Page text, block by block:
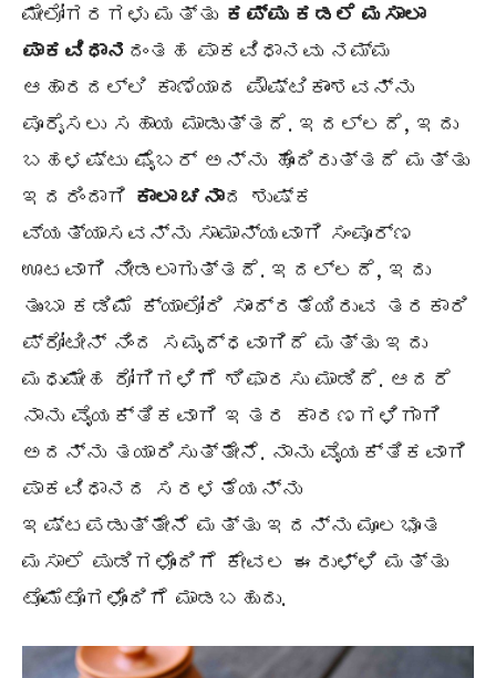
ಮೇಲೋಗರಗಳು ಮತ್ತು ಕಪ್ಪು ಕಡಲೆ ಮಸಾಲಾ
ಪಾಕವಿಧಾನ ದಂತಹ ಪಾಕವಿಧಾನವು ನಮ್ಮ
ಆಹಾರದಲ್ಲಿ ಕಾಣೆಯಾದ ಪೌಷ್ಟಿಕಾಂಶವನ್ನು
ಪೂರೈಸಲು ಸಹಾಯ ಮಾಡುತ್ತದೆ. ಇದಲ್ಲದೆ, ಇದು
ಬಹಳಷ್ಟು ಫೈಬರ್ ಅನ್ನು ಹೊಂದಿರುತ್ತದೆ ಮತ್ತು
ಇದರಿಂದಾಗಿ ಕಾಲಾ ಚನಾದ ಶುಷ್ಕ
ವ್ಯತ್ಯಾಸವನ್ನು ಸಾಮಾನ್ಯವಾಗಿ ಸಂಪೂರ್ಣ
ಊಟವಾಗಿ ನೀಡಲಾಗುತ್ತದೆ. ಇದಲ್ಲದೆ, ಇದು
ತುಂಬಾ ಕಡಿಮೆ ಕ್ಯಾಲೋರಿ ಸಾಂದ್ರತೆಯಿರುವ ತರಕಾರಿ
ಪ್ರೋಟೀನ್ ನಿಂದ ಸಮೃದ್ಧವಾಗಿದೆ ಮತ್ತು ಇದು
ಮಧುಮೇಹ ರೋಗಿಗಳಿಗೆ ಶಿಫಾರಸು ಮಾಡಿದೆ. ಆದರೆ
ನಾನು ವೈಯಕ್ತಿಕವಾಗಿ ಇತರ ಕಾರಣಗಳಿಗಾಗಿ
ಅದನ್ನು ತಯಾರಿಸುತ್ತೇನೆ. ನಾನು ವೈಯಕ್ತಿಕವಾಗಿ
ಪಾಕವಿಧಾನದ ಸರಳತೆಯನ್ನು
ಇಷ್ಟಪಡುತ್ತೇನೆ ಮತ್ತು ಇದನ್ನು ಮೂಲಭೂತ
ಮಸಾಲೆ ಪುಡಿಗಳೊಂದಿಗೆ ಕೇವಲ ಈರುಳ್ಳಿ ಮತ್ತು
ಟೊಮೆಟೊಗಳೊಂದಿಗೆ ಮಾಡಬಹುದು.